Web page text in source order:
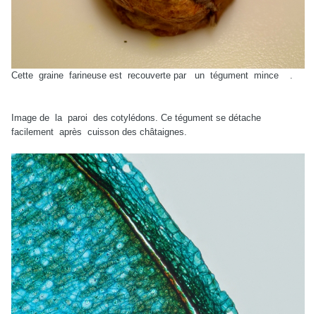
Cette graine farineuse est recouverte par un tégument mince .
Image de la paroi des cotylédons. Ce tégument se détache
facilement après cuisson des châtaignes.